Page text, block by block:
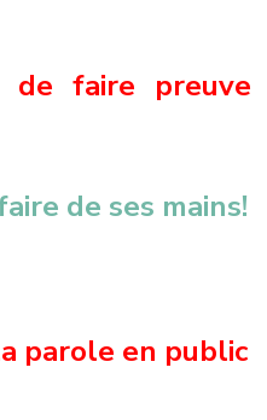
de faire preuve
de ses mains!
parole en public